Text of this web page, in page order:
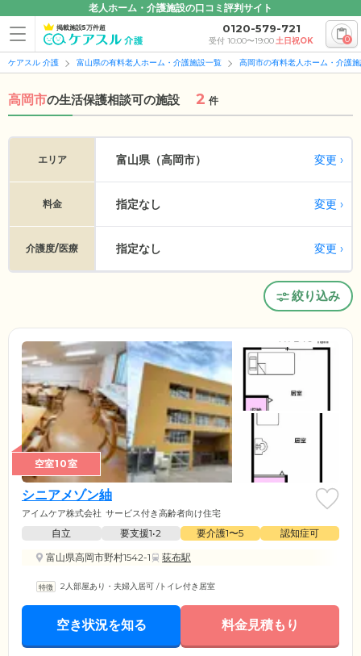
老人ホーム・介護施設の口コミ評判サイト
掲載施設5万件超 0120-579-721
受付 10:00〜19:00土日祝OK 0
ケアスル 介護 富山県の有料老人ホーム・介護施設一覧 高岡市の有料老人ホーム・介護
高岡市の生活保護相談可の施設 2 件
エリア 富山県（高岡市） 変更
料金 指定なし 変更
介護度/医療 指定なし 変更
絞り込み
空室10室
シニアメゾン紬
アイムケア株式会社 サービス付き高齢者向け住宅
自立 要支援1•2 要介護1〜5
認知症可
富山県高岡市野村1542-1
荻布駅
2人部屋あり・夫婦入居可 /トイレ付き居室
空き状況を知る 料金見積もり